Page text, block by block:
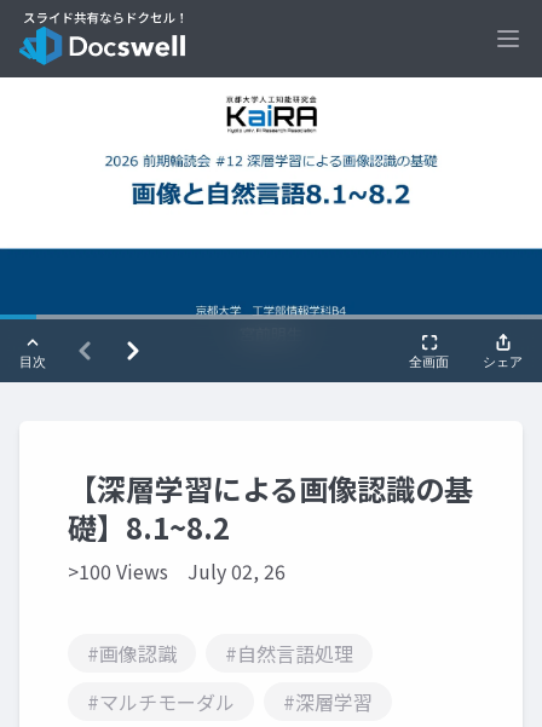
【深層学習による画像認識の基
礎】8.1~8.2
>100 Views July 02, 26
#画像認識
#自然言語処理
#マルチモーダル
#深層学習